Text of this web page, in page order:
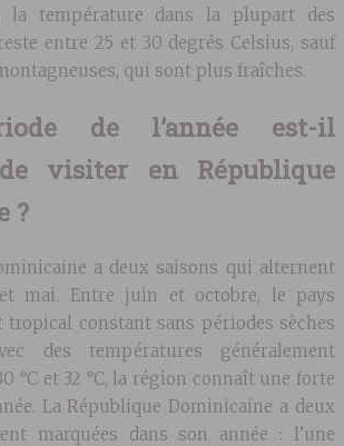
la température dans la plupart des
entre 25 et 30 degrés Celsius, sauf
qui sont plus fraîches.
de l’année est-il
visiter en République
?
a deux saisons qui alternent
mai. Entre juin et octobre, le pays
constant sans périodes sèches
des températures généralement
°C et 32 °C, la région connaît une forte
La République Dominicaine a deux
marquées dans son année : l’une